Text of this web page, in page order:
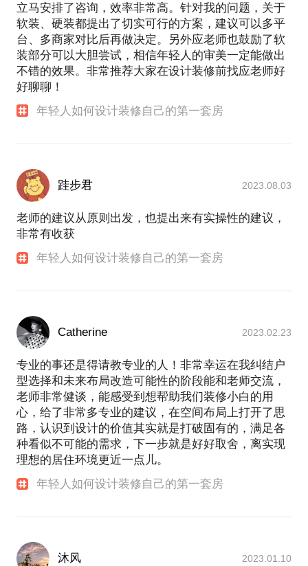
立马安排了咨询，效率非常高。针对我的问题，关于
软装、硬装都提出了切实可行的方案，建议可以多平
台、多商家对比后再做决定。另外应老师也鼓励了软
装部分可以大胆尝试，相信年轻人的审美一定能做出
不错的效果。非常推荐大家在设计装修前找应老师好
好聊聊！
年轻人如何设计装修自己的第一套房
跬步君 2023.08.03
老师的建议从原则出发，也提出来有实操性的建议，
非常有收获
年轻人如何设计装修自己的第一套房
Catherine 2023.02.23
专业的事还是得请教专业的人！非常幸运在我纠结户
型选择和未来布局改造可能性的阶段能和老师交流，
老师非常健谈，能感受到想帮助我们装修小白的用
心，给了非常多专业的建议，在空间布局上打开了思
路，认识到设计的价值其实就是打破固有的，满足各
种看似不可能的需求，下一步就是好好取舍，离实现
理想的居住环境更近一点儿。
年轻人如何设计装修自己的第一套房
沐风 2023.01.10